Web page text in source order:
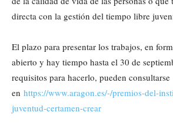
directa con la gestión del tiempo libre
El plazo para presentar los trabajos, en
abierto y hay tiempo hasta el 30 de
requisitos para hacerlo, pueden consultarse
en https://www.aragon.es/-/premios-del-
juventud-certamen-crear